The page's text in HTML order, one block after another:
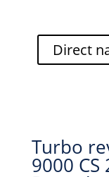
Direct
Turbo
9000 CS